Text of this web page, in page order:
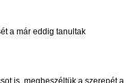
a már eddig tanultak
is, megbeszéltük a szerepét a